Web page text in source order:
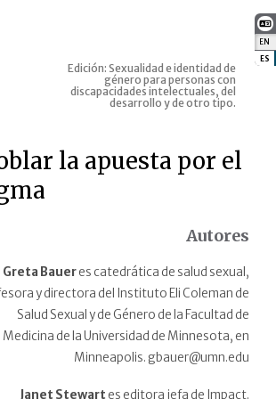
EN
ES
navegación principal del sitio web
Edición: Sexualidad e identidad de
género para personas con
discapacidades intelectuales, del
desarrollo y de otro tipo.
la apuesta por el
Autores
Greta Baueres catedrática de salud sexual,
y directora del Instituto Eli Coleman de
Salud Sexual y de Género de la Facultad de
Medicina de la Universidad de Minnesota, en
Minneapolis. gbauer@umn.edu
Janet Stewart es editora jefa de Impact.